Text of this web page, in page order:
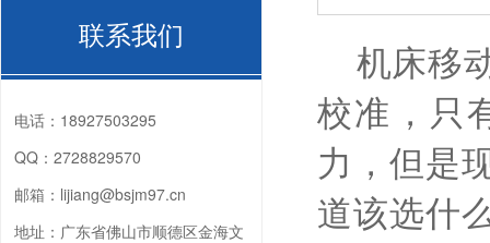
机床移
校准，只
力，但是
道该选什
联系我们
电话： 18927503295
QQ： 2728829570
邮箱： lijiang@bsjm97.cn
地址： 广东省佛山市顺德区金海文